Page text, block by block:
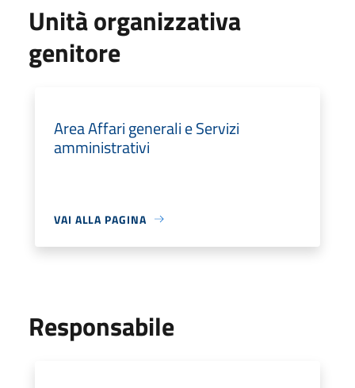
Unità organizzativa
genitore
Area Affari generali e Servizi
amministrativi
VAI ALLA PAGINA
Responsabile